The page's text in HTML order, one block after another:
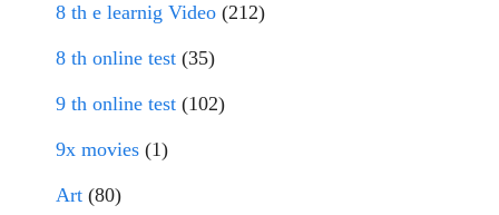
8 th e learnig Video (212)
8 th online test (35)
9 th online test (102)
9x movies (1)
Art (80)